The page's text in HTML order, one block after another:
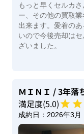
もっと早くセルカ
ー、その他の買取
出来ます。愛着の
いので今後売却は
ざいました。
ＭＩＮＩ / 3年落
満足度(5.0)
成約日： 2026年3月